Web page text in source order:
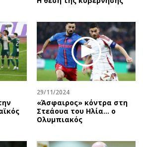
29/11/2024
«Άσφαιρος» κόντρα στη
Στεάουα του Ηλία... ο
Ολυμπιακός